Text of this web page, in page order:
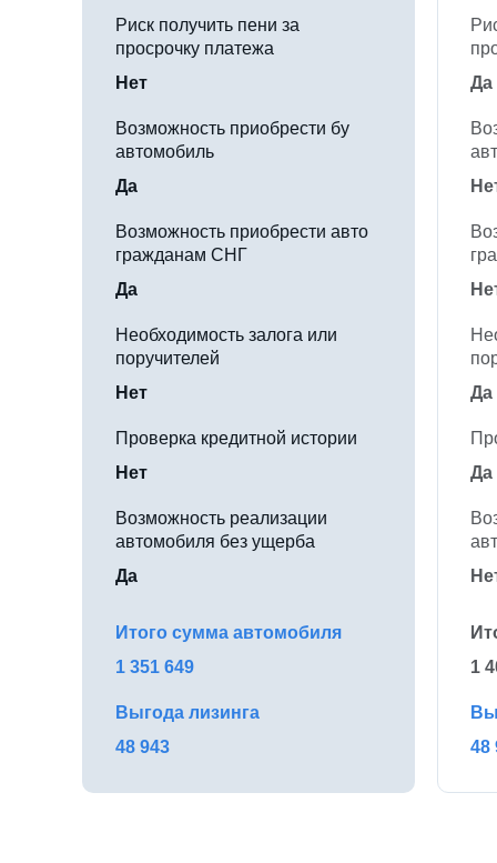
Риск получить пени за
просрочку платежа
Нет
Возможность приобрести бу
автомобиль
Да
Возможность приобрести авто
гражданам СНГ
Да
Необходимость залога или
поручителей
Нет
Возможность реализации
автомобиля без ущерба
Да
Итого сумма автомобиля
1 351 649
Выгода лизинга
48 943
Проверка кредитной истории
Нет
Да
Да
1
48
Да